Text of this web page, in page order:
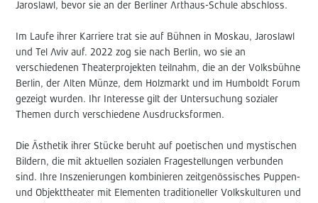
Jaroslawl, bevor sie an der Berliner Arthaus-Schule abschloss.
Im Laufe ihrer Karriere trat sie auf Bühnen in Moskau, Jaroslawl
und Tel Aviv auf. 2022 zog sie nach Berlin, wo sie an
verschiedenen Theaterprojekten teilnahm, die an der Volksbühne
Berlin, der Alten Münze, dem Holzmarkt und im Humboldt Forum
gezeigt wurden. Ihr Interesse gilt der Untersuchung sozialer
Themen durch verschiedene Ausdrucksformen.
Die Ästhetik ihrer Stücke beruht auf poetischen und mystischen
Bildern, die mit aktuellen sozialen Fragestellungen verbunden
sind. Ihre Inszenierungen kombinieren zeitgenössisches Puppen-
und Objekttheater mit Elementen traditioneller Volkskulturen und